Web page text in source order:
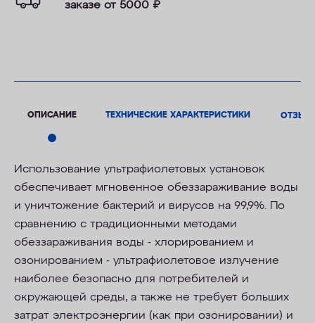
заказе от 5000 ₽
ОПИСАНИЕ ТЕХНИЧЕСКИЕ ХАРАКТЕРИСТИКИ
Использование ультрафиолетовых установок
обеспечивает мгновенное обеззараживание воды
и уничтожение бактерий и вирусов на 99,9%. По
сравнению с традиционными методами
обеззараживания воды - хлорированием и
озонированием - ультрафиолетовое излучение
наиболее безопасно для потребителей и
окружающей среды, а также не требует больших
затрат электроэнергии (как при озонировании) и